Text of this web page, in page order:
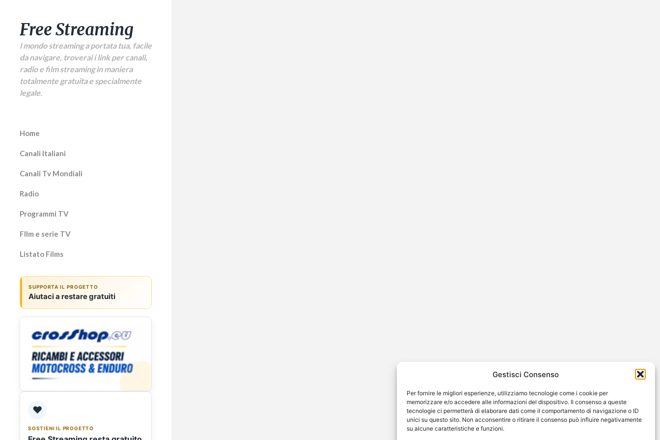
Gestisci Consenso
Per fornire le migliori esperienze, utilizziamo tecnologie come i cookie per
memorizzare e/o accedere alle informazioni del dispositivo. Il consenso a queste
tecnologie ci permetterà di elaborare dati come il comportamento di navigazione o ID
unici su questo sito. Non acconsentire o ritirare il consenso può influire negativamente
su alcune caratteristiche e funzioni.
Free Streaming
l mondo streaming a portata tua, facile
da navigare, troverai i link per canali,
radio e film streaming in maniera
totalmente gratuita e specialmente
legale.
Home
Canali Italiani
Canali Tv Mondiali
Radio
Programmi TV
Fllm e serie TV
Listato Films
SUPPORTA IL PROGETTO
Aiutaci a restare gratuiti
❤️
SOSTIENI IL PROGETTO